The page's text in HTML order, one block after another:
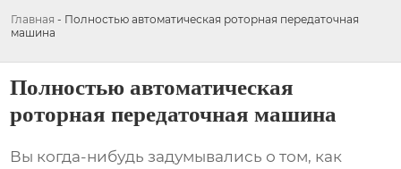
Главная - Полностью автоматическая роторная передаточная
машина
Полностью автоматическая
роторная передаточная машина
Вы когда-нибудь задумывались о том, как